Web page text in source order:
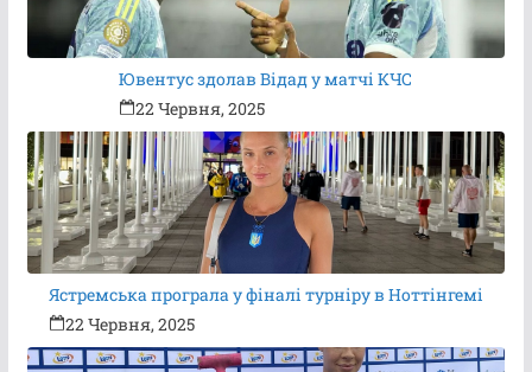
Ювентус здолав Відад у матчі КЧС
22 Червня, 2025
Ястремська програла у фіналі турніру в Ноттінгемі
22 Червня, 2025